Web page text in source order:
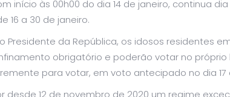
início às 00h00 do dia 14 de janeiro, continua
16 a 30 de janeiro.
Presidente da República, os idosos residentes
obrigatório e poderão votar no próprio
para votar, em voto antecipado no dia 17
desde 12 de novembro de 2020 um regime